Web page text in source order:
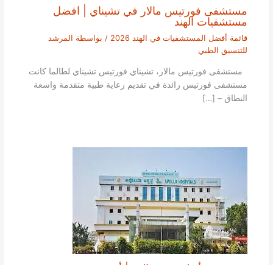
مستشفى فورتيس مالار في تشيناي | افضل
مستشفيات الهند
قائمة أفضل المستشفيات في الهند 2026 / بواسطة المرشد
للتنسيق الطبي
مستشفى فورتيس مالار، تشيناي فورتيس تشيناي لطالما كانت
مستشفى فورتيس رائدة في تقديم رعاية طبية متقدمة واسعة
النطاق – […]